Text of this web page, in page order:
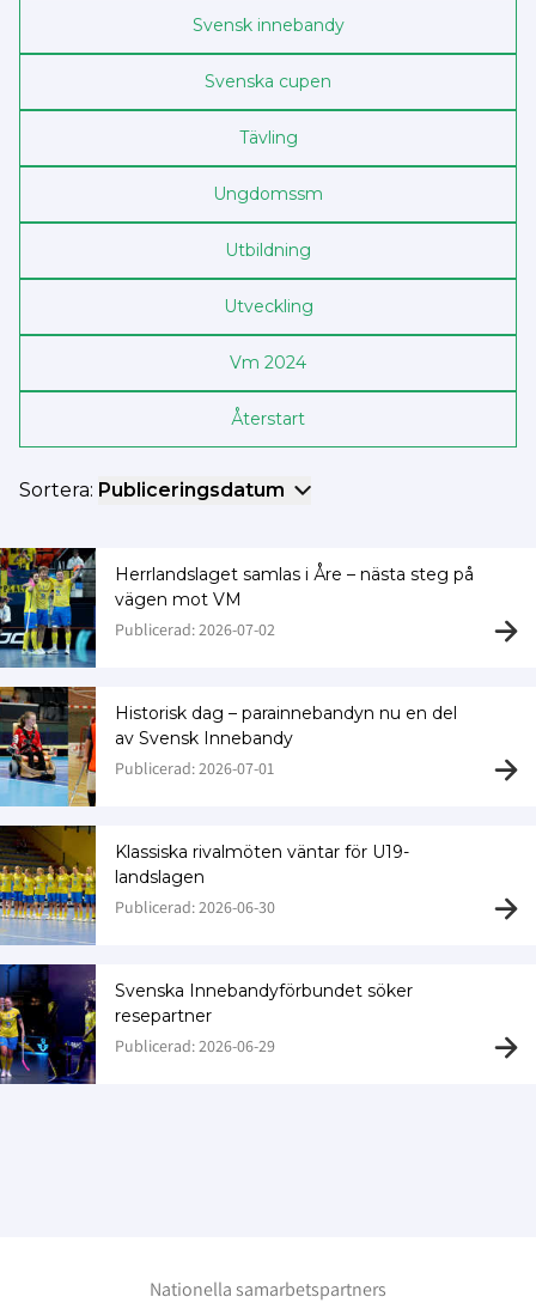
Svensk innebandy
Svenska cupen
Tävling
Ungdoms­sm
Utbildning
Utveckling
Vm 2024
Återstart
Sortera: Publiceringsdatum
Herrlandslaget samlas i Åre – nästa steg på
vägen mot VM
Publicerad: 2026-07-02
Historisk dag – parainnebandyn nu en del
av Svensk Innebandy
Publicerad: 2026-07-01
Klassiska rivalmöten väntar för U19-
landslagen
Publicerad: 2026-06-30
Svenska Innebandyförbundet söker
resepartner
Publicerad: 2026-06-29
Nationella samarbetspartners